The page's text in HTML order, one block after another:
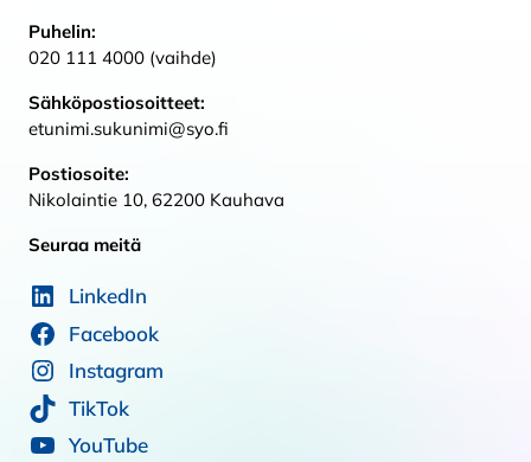
Puhelin:
020 111 4000 (vaihde)
Sähköpostiosoitteet:
etunimi.sukunimi@syo.fi
Postiosoite:
Nikolaintie 10, 62200 Kauhava
Seuraa meitä
LinkedIn
Facebook
Instagram
TikTok
YouTube